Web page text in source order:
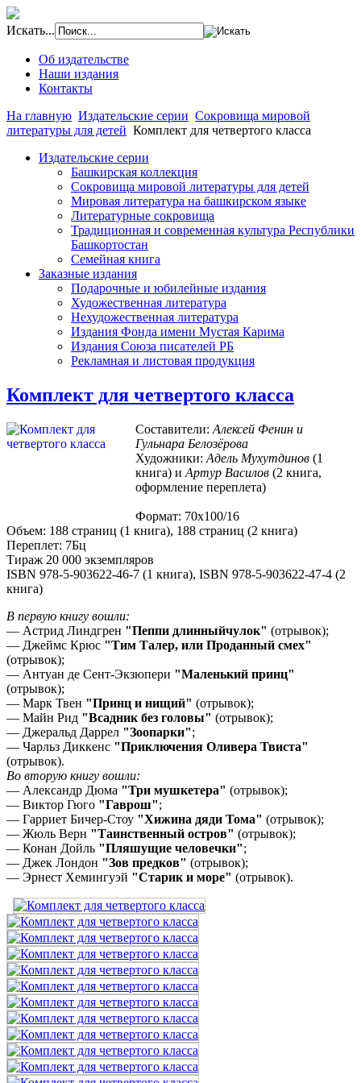
Искать...
Об издательстве
Наши издания
Контакты
На главную Издательские серии Сокровища мировой
литературы для детей Комплект для четвертого класса
Издательские серии
Башкирская коллекция
Сокровища мировой литературы для детей
Мировая литература на башкирском языке
Литературные сокровища
Традиционная и современная культура Республики
Башкортостан
Семейная книга
Заказные издания
Подарочные и юбилейные издания
Художественная литература
Нехудожественная литература
Издания Фонда имени Мустая Карима
Издания Союза писателей РБ
Рекламная и листовая продукция
Комплект для четвертого класса
Составители: Алексей Фенин и
Гульнара Белозёрова
Художники: Адель Мухутдинов (1
книга) и Артур Василов (2 книга,
оформление переплета)
Формат: 70х100/16
Объем: 188 страниц (1 книга), 188 страниц (2 книга)
Переплет: 7Бц
Тираж 20 000 экземпляров
ISBN 978-5-903622-46-7 (1 книга), ISBN 978-5-903622-47-4 (2
книга)
В первую книгу вошли:
— Астрид Линдгрен "Пеппи длинныйчулок" (отрывок);
— Джеймс Крюс "Тим Талер, или Проданный смех"
(отрывок);
— Антуан де Сент-Экзюпери "Маленький принц"
(отрывок);
— Марк Твен "Принц и нищий" (отрывок);
— Майн Рид "Всадник без головы" (отрывок);
— Джеральд Даррел "Зоопарки";
— Чарльз Диккенс "Приключения Оливера Твиста"
(отрывок).
Во вторую книгу вошли:
— Александр Дюма "Три мушкетера" (отрывок);
— Виктор Гюго "Гаврош";
— Гарриет Бичер-Стоу "Хижина дяди Тома" (отрывок);
— Жюль Верн "Таинственный остров" (отрывок);
— Конан Дойль "Пляшущие человечки";
— Джек Лондон "Зов предков" (отрывок);
— Эрнест Хемингуэй "Старик и море" (отрывок).